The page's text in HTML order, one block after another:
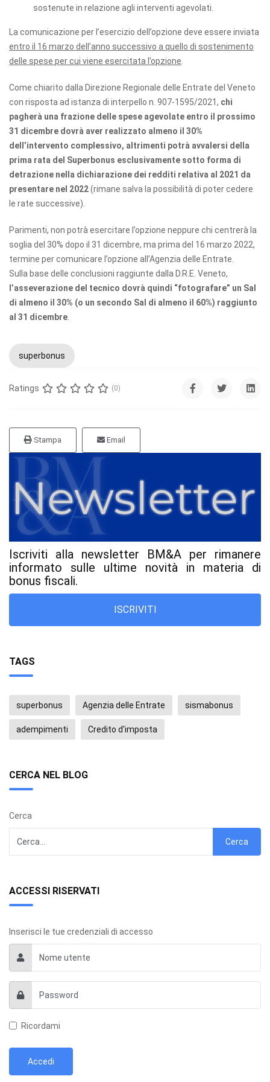
sostenute in relazione agli interventi agevolati.
La comunicazione per l’esercizio dell’opzione deve essere inviata
entro il 16 marzo dell’anno successivo a quello di sostenimento
delle spese per cui viene esercitata l’opzione
Come chiarito dalla Direzione Regionale delle Entrate del Veneto
con risposta ad istanza di interpello n. 907-1595/2021, chi
pagherà una frazione delle spese agevolate entro il prossimo
31 dicembre dovrà aver realizzato almeno il 30%
dell’intervento complessivo, altrimenti potrà avvalersi della
prima rata del Superbonus esclusivamente sotto forma di
detrazione nella dichiarazione dei redditi relativa al 2021 da
presentare nel 2022(rimane salva la possibilità di poter cedere
le rate successive).
Parimenti, non potrà esercitare l’opzione neppure chi centrerà la
soglia del 30% dopo il 31 dicembre, ma prima del 16 marzo 2022,
termine per comunicare l’opzione all’Agenzia delle Entrate.
Sulla base delle conclusioni raggiunte dalla D.R.E. Veneto,
l’asseverazione del tecnico dovrà quindi “fotografare” un Sal
di almeno il 30% (o un secondo Sal di almeno il 60%) raggiunto
al 31 dicembre
superbonus
Ratings (0)
Stampa Email
Iscriviti alla newsletter BM&A per rimanere
informato sulle ultime novità in materia di
bonus fiscali.
ISCRIVITI
TAGS
superbonus Agenzia delle Entrate sismabonus
adempimenti Credito d'imposta
CERCA NEL BLOG
Cerca
Cerca
ACCESSI RISERVATI
Inserisci le tue credenziali di accesso
Ricordami
Accedi